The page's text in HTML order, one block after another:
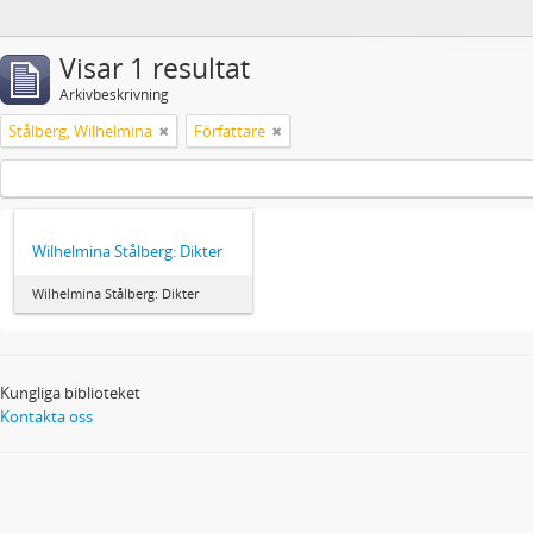
Visar 1 resultat
Arkivbeskrivning
Stålberg, Wilhelmina Författare
Wilhelmina Stålberg: Dikter
Wilhelmina Stålberg: Dikter
Kungliga biblioteket
Kontakta oss